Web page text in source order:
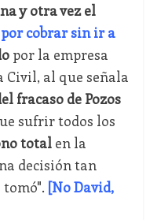
y otra vez el
por cobrar sin ir a
por la empresa
Civil, al que señala
fracaso de Pozos
sufrir todos los
totalen la
decisión tan
[No David,